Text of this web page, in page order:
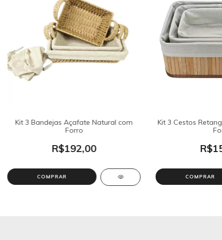
Kit 3 Bandejas Açafate Natural com
Forro
R$192,00
Kit 3 Cestos